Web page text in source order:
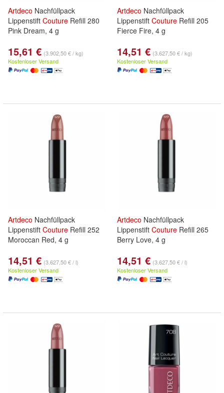
Artdeco Nachfüllpack
Lippenstift Couture Refill 280
Pink Dream, 4 g
15,61 € (3.902,50 € / kg)
Kostenloser Versand
Artdeco Nachfüllpack
Lippenstift Couture Refill 205
Fierce Fire, 4 g
14,51 € (3.627,50 € / kg)
Kostenloser Versand
Artdeco Nachfüllpack
Lippenstift Couture Refill 252
Moroccan Red, 4 g
14,51 € (3.627,50 € / l)
Kostenloser Versand
Artdeco Nachfüllpack
Lippenstift Couture Refill 265
Berry Love, 4 g
14,51 € (3.627,50 € / l)
Kostenloser Versand